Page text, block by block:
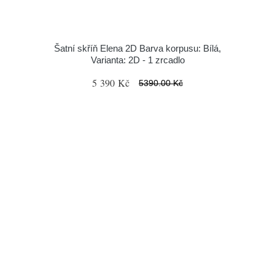
Šatní skříň Elena 2D Barva korpusu: Bílá,
Varianta: 2D - 1 zrcadlo
5 390 Kč 5390.00 Kč